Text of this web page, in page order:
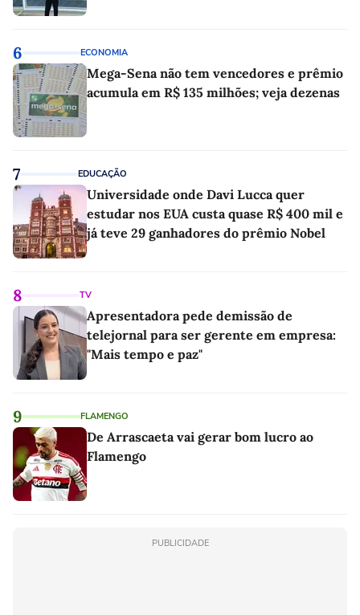
6 ECONOMIA
Mega-Sena não tem vencedores e prêmio
acumula em R$ 135 milhões; veja dezenas
7 EDUCAÇÃO
Universidade onde Davi Lucca quer
estudar nos EUA custa quase R$ 400 mil e
já teve 29 ganhadores do prêmio Nobel
8 TV
Apresentadora pede demissão de
telejornal para ser gerente em empresa:
"Mais tempo e paz"
9 FLAMENGO
De Arrascaeta vai gerar bom lucro ao
Flamengo
PUBLICIDADE